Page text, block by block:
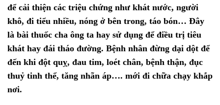
để cải thiện các triệu chứng như khát nước, người
khô, đi tiểu nhiều, nóng ở bên trong, táo bón… Đây
là bài thuốc cha ông ta hay sử dụng để điều trị tiêu
khát hay đái tháo đường. Bệnh nhân đừng dại dột để
đến khi đột quỵ, đau tim, loét chân, bệnh thận, đục
thuỷ tinh thể, tăng nhãn áp…. mới đi chữa chạy khắp
nơi.